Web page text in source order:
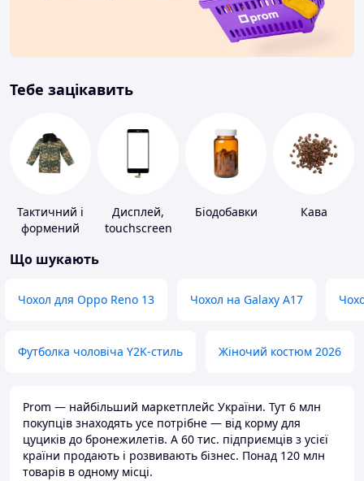
Тебе зацікавить
Тактичний і
формений
Дисплей,
touchscreen
Біодобавки Кава
Що шукають
Чохол для Oppo Reno 13 Чохол на Galaxy A17
Футболка чоловіча Y2K-стиль Жіночий костюм 2026
Prom — найбільший маркетплейс України. Тут 6 млн
покупців знаходять усе потрібне — від корму для
цуциків до бронежилетів. А 60 тис. підприємців з усієї
країни продають і розвивають бізнес. Понад 120 млн
товарів в одному місці.